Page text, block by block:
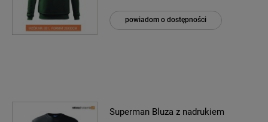
powiadom o dostępności
Superman Bluza z nadrukiem